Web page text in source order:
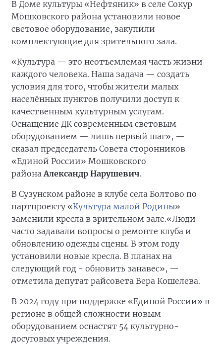
В Доме культуры «Нефтяник» в селе Сокур
Мошковского района установили новое
световое оборудование, закупили
комплектующие для зрительного зала.
«Культура — это неотъемлемая часть жизни
каждого человека. Наша задача — создать
условия для того, чтобы жители малых
населённых пунктов получили доступ к
качественным культурным услугам.
Оснащение ДК современным световым
оборудованием — лишь первый шаг», —
сказал председатель Совета сторонников
«Единой России» Мошковского
районаАлександр Нарушевич.
В Сузунском районе в клубе села Болтово по
партпроекту «Культура малой Родины»
заменили кресла в зрительном зале.«Люди
часто задавали вопросы о ремонте клуба и
обновлению одежды сцены. В этом году
установили новые кресла. В планах на
следующий год - обновить занавес», —
отметила депутат райсовета Вера Кошелева.
В 2024 году при поддержке «Единой России» в
регионе в общей сложности новым
оборудованием оснастят 54 культурно-
досуговых учреждения.